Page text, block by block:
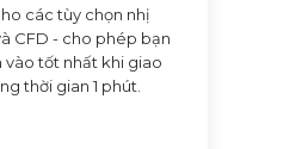
các tùy chọn nhị
CFD - cho phép bạn
vào tốt nhất khi giao
thời gian 1 phút.